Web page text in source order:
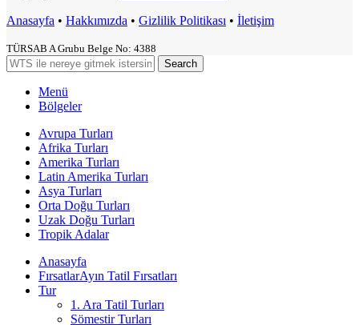
Anasayfa • Hakkımızda • Gizlilik Politikası • İletişim
TÜRSAB A Grubu Belge No: 4388
Search
Menü
Bölgeler
Avrupa Turları
Afrika Turları
Amerika Turları
Latin Amerika Turları
Asya Turları
Orta Doğu Turları
Uzak Doğu Turları
Tropik Adalar
Anasayfa
FırsatlarAyın Tatil Fırsatları
Tur
1. Ara Tatil Turları
Sömestir Turları